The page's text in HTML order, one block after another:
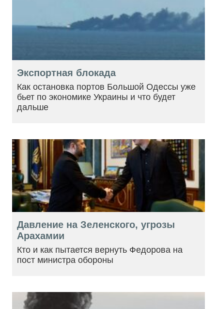
Экспортная блокада
Как остановка портов Большой Одессы уже
бьет по экономике Украины и что будет
дальше
Давление на Зеленского, угрозы
Арахамии
Кто и как пытается вернуть Федорова на
пост министра обороны